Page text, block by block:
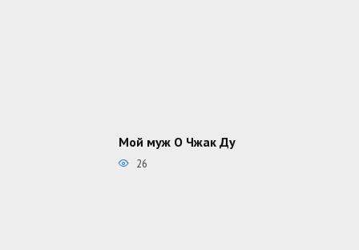
Мой муж О Чжак Ду
26